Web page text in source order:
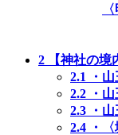
2 【神社の境
2.1
・
2.2 ・
2.3 ・
2.4 ・